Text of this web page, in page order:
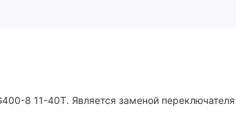
8 11-40T. Является заменой переключателя